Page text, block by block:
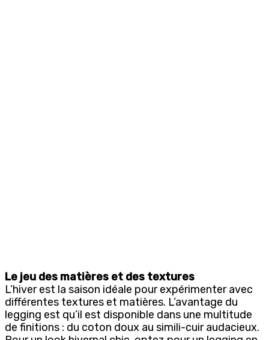
Le jeu des matières et des textures
L’hiver est la saison idéale pour expérimenter avec
différentes textures et matières. L’avantage du
legging est qu’il est disponible dans une multitude
de finitions : du coton doux au simili-cuir audacieux.